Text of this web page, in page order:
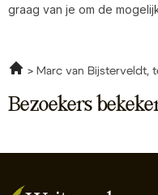
graag van je om de
Marc van Bijsterveldt,
Bezoekers